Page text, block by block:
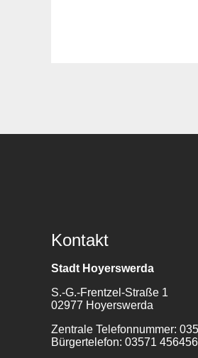
Kontakt
Stadt Hoyerswerda
S.-G.-Frentzel-Straße 1
02977 Hoyerswerda
Zentrale Telefonnummer:
Bürgertelefon: 03571 456456